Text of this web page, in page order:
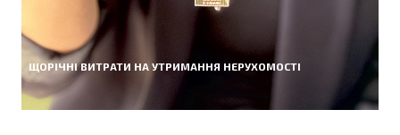
ЩОРІЧНІ ВИТРАТИ НА УТРИМАННЯ НЕРУХОМОСТІ